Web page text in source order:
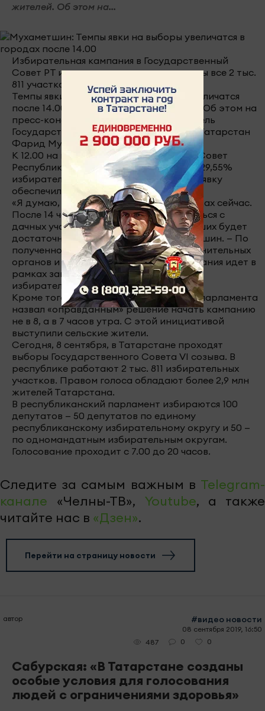
жителей. Об этом на...
Избирательная кампания в Государственный
Совет РТ идет в рамках закона, открыты все 2 тыс.
811 участков.
Темпы явки на выборы в Госсовет РТ увеличатся
после 14.00 за счет городских жителей. Об этом на
пресс-конференции заявил Председатель
Государственного Совета Республики Татарстан
Фарид Мухаметшин.
К 12.00 на выборах в Государственный Совет
Республики Татарстан проголосовали 29,55%
избирателей, напомнил он. В основном явку
обеспечили жители сельских районов.
«Я думаю, что темпы увеличатся в городах сейчас.
После 14 часов люди начнут возвращаться с
дачных участков, и процент голосовавших будет
достаточно высоким, — сказал Мухаметшин. — По
полученной информации от правоохранительных
органов и с мест — избирательная кампания идет в
рамках закона. Открыты все 2 тыс. 811
избирательных участков».
Кроме того, спикер республиканского парламента
назвал «оправданным» решение начать кампанию
не в 8, а в 7 часов утра. С этой инициативой
выступили сельские жители.
Сегодня, 8 сентября, в Татарстане проходят
выборы Государственного Совета VI созыва. В
республике работают 2 тыс. 811 избирательных
участков. Правом голоса обладают более 2,9 млн
жителей Татарстана.
В республиканский парламент избираются 100
депутатов — 50 депутатов по единому
республиканскому избирательному округу и 50 —
по одномандатным избирательным округам.
Голосование проходит с 7.00 до 20 часов.
Следите за самым важным в Telegram-
канале «Челны-ТВ», Youtube, а также
читайте нас в «Дзен».
Перейти на страницу новости
автор #видео новости
08 сентября 2019, 16:50
487
0 0
Сабурская: «В Татарстане созданы
особые условия для голосования
людей с ограничениями здоровья»